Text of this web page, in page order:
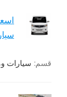
قسم: سيارات